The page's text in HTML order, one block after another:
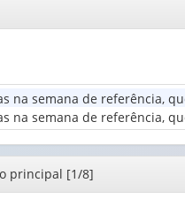
Meio
de
transporte
em
que
passa
mais
na semana de referência,
na semana de
principal [1/8]